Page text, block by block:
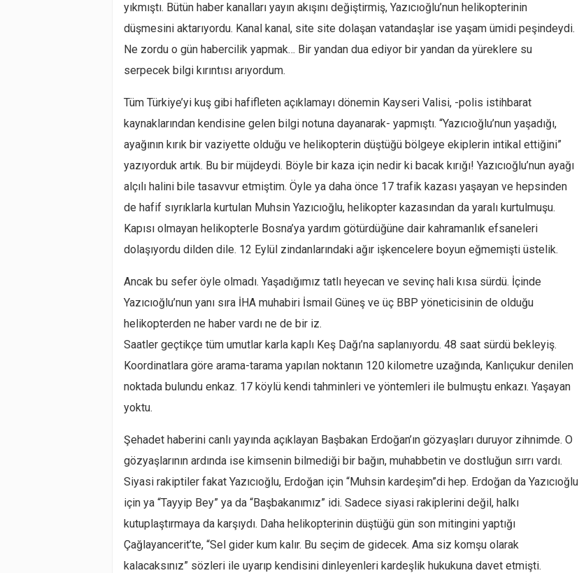
yıkmıştı. Bütün haber kanalları yayın akışını değiştirmiş, Yazıcıoğlu’nun helikopterinin
düşmesini aktarıyordu. Kanal kanal, site site dolaşan vatandaşlar ise yaşam ümidi peşindeydi.
Ne zordu o gün habercilik yapmak… Bir yandan dua ediyor bir yandan da yüreklere su
serpecek bilgi kırıntısı arıyordum.
Tüm Türkiye’yi kuş gibi hafifleten açıklamayı dönemin Kayseri Valisi, -polis istihbarat
kaynaklarından kendisine gelen bilgi notuna dayanarak- yapmıştı. “Yazıcıoğlu’nun yaşadığı,
ayağının kırık bir vaziyette olduğu ve helikopterin düştüğü bölgeye ekiplerin intikal ettiğini”
yazıyorduk artık. Bu bir müjdeydi. Böyle bir kaza için nedir ki bacak kırığı! Yazıcıoğlu’nun ayağı
alçılı halini bile tasavvur etmiştim. Öyle ya daha önce 17 trafik kazası yaşayan ve hepsinden
de hafif sıyrıklarla kurtulan Muhsin Yazıcıoğlu, helikopter kazasından da yaralı kurtulmuşu.
Kapısı olmayan helikopterle Bosna’ya yardım götürdüğüne dair kahramanlık efsaneleri
dolaşıyordu dilden dile. 12 Eylül zindanlarındaki ağır işkencelere boyun eğmemişti üstelik.
Ancak bu sefer öyle olmadı. Yaşadığımız tatlı heyecan ve sevinç hali kısa sürdü. İçinde
Yazıcıoğlu’nun yanı sıra İHA muhabiri İsmail Güneş ve üç BBP yöneticisinin de olduğu
helikopterden ne haber vardı ne de bir iz.
Saatler geçtikçe tüm umutlar karla kaplı Keş Dağı’na saplanıyordu. 48 saat sürdü bekleyiş.
Koordinatlara göre arama-tarama yapılan noktanın 120 kilometre uzağında, Kanlıçukur denilen
noktada bulundu enkaz. 17 köylü kendi tahminleri ve yöntemleri ile bulmuştu enkazı. Yaşayan
yoktu.
Şehadet haberini canlı yayında açıklayan Başbakan Erdoğan’ın gözyaşları duruyor zihnimde. O
gözyaşlarının ardında ise kimsenin bilmediği bir bağın, muhabbetin ve dostluğun sırrı vardı.
Siyasi rakiptiler fakat Yazıcıoğlu, Erdoğan için “Muhsin kardeşim”di hep. Erdoğan da Yazıcıoğlu
için ya “Tayyip Bey” ya da “Başbakanımız” idi. Sadece siyasi rakiplerini değil, halkı
kutuplaştırmaya da karşıydı. Daha helikopterinin düştüğü gün son mitingini yaptığı
Çağlayancerit’te, “Sel gider kum kalır. Bu seçim de gidecek. Ama siz komşu olarak
kalacaksınız” sözleri ile uyarıp kendisini dinleyenleri kardeşlik hukukuna davet etmişti.